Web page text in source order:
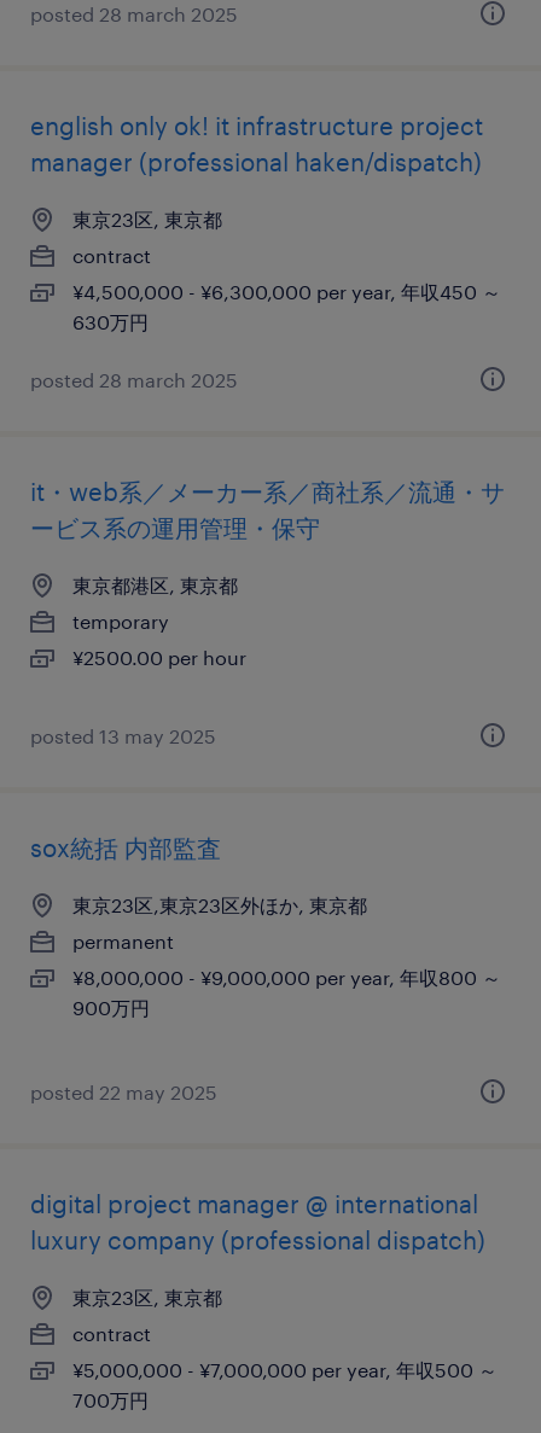
posted 28 march 2025
english only ok! it infrastructure project
manager (professional haken/dispatch)
東京23区, 東京都
contract
¥4,500,000 - ¥6,300,000 per year, 年収450 ～
630万円
posted 28 march 2025
it・web系／メーカー系／商社系／流通・サ
ービス系の運用管理・保守
東京都港区, 東京都
temporary
¥2500.00 per hour
posted 13 may 2025
sox統括 内部監査
東京23区,東京23区外ほか, 東京都
permanent
¥8,000,000 - ¥9,000,000 per year, 年収800 ～
900万円
posted 22 may 2025
digital project manager @ international
luxury company (professional dispatch)
東京23区, 東京都
contract
¥5,000,000 - ¥7,000,000 per year, 年収500 ～
700万円